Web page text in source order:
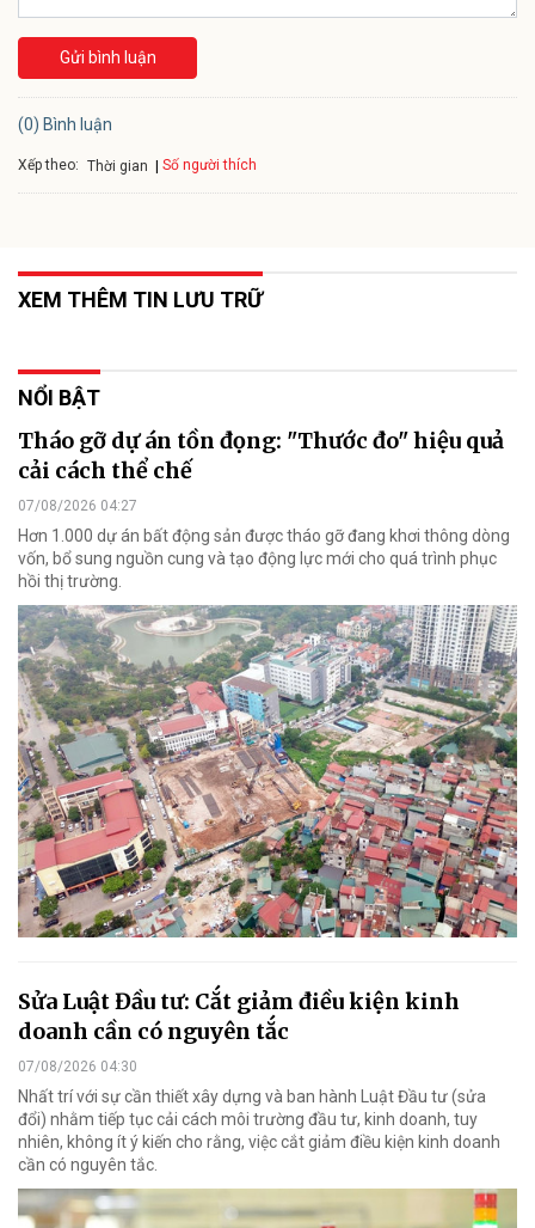
Gửi bình luận
(0) Bình luận
Xếp theo: Thời gian Số người thích
XEM THÊM TIN LƯU TRỮ
NỔI BẬT
Tháo gỡ dự án tồn đọng: "Thước đo" hiệu quả
cải cách thể chế
07/08/2026 04:27
Hơn 1.000 dự án bất động sản được tháo gỡ đang khơi thông dòng
vốn, bổ sung nguồn cung và tạo động lực mới cho quá trình phục
hồi thị trường.
Sửa Luật Đầu tư: Cắt giảm điều kiện kinh
doanh cần có nguyên tắc
07/08/2026 04:30
Nhất trí với sự cần thiết xây dựng và ban hành Luật Đầu tư (sửa
đổi) nhằm tiếp tục cải cách môi trường đầu tư, kinh doanh, tuy
nhiên, không ít ý kiến cho rằng, việc cắt giảm điều kiện kinh doanh
cần có nguyên tắc.